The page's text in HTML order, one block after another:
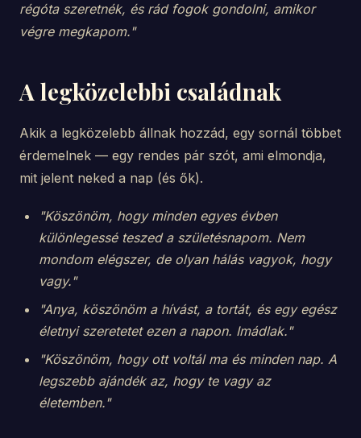
régóta szeretnék, és rád fogok gondolni, amikor
végre megkapom."
A legközelebbi családnak
Akik a legközelebb állnak hozzád, egy sornál többet
érdemelnek — egy rendes pár szót, ami elmondja,
mit jelent neked a nap (és ők).
"Köszönöm, hogy minden egyes évben
különlegessé teszed a születésnapom. Nem
mondom elégszer, de olyan hálás vagyok, hogy
vagy."
"Anya, köszönöm a hívást, a tortát, és egy egész
életnyi szeretetet ezen a napon. Imádlak."
"Köszönöm, hogy ott voltál ma és minden nap. A
legszebb ajándék az, hogy te vagy az
életemben."